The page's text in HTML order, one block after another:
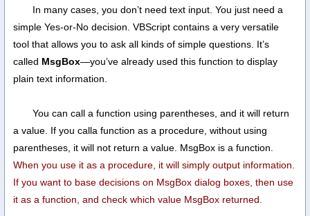
In many cases, you don’t need text input. You just need a
simple Yes-or-No decision. VBScript contains a very versatile
tool that allows you to ask all kinds of simple questions. It’s
called MsgBox—you’ve already used this function to display
plain text information.
You can call a function using parentheses, and it will return
a value. If you calla function as a procedure, without using
parentheses, it will not return a value. MsgBox is a function.
When you use it as a procedure, it will simply output information.
If you want to base decisions on MsgBox dialog boxes, then use
it as a function, and check which value MsgBox returned.